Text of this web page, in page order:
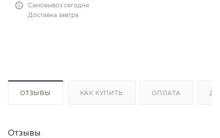
Самовывоз сегодня
Доставка завтра
ОТЗЫВЫ КАК КУПИТЬ ОПЛАТА
Отзывы